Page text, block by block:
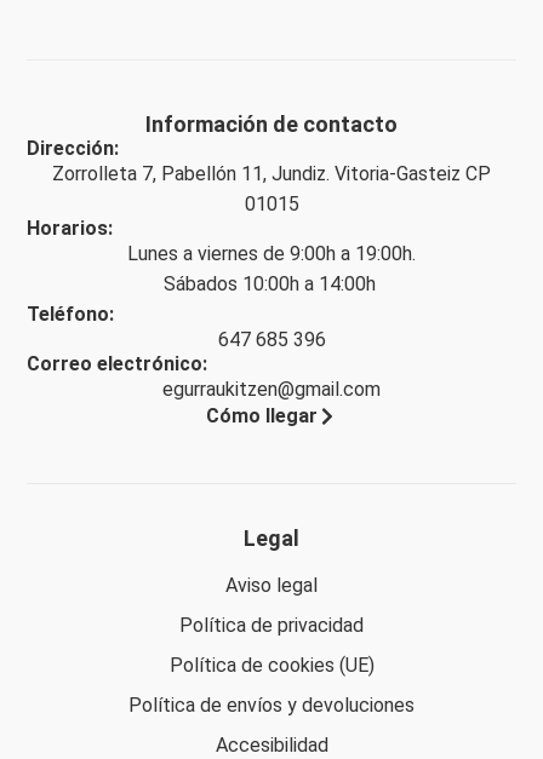
Información de contacto
Dirección:
Zorrolleta 7, Pabellón 11, Jundiz. Vitoria-Gasteiz CP
01015
Horarios:
Lunes a viernes de 9:00h a 19:00h.
Sábados 10:00h a 14:00h
Teléfono:
647 685 396
Correo electrónico:
egurraukitzen@gmail.com
Cómo llegar
Legal
Aviso legal
Política de privacidad
Política de cookies (UE)
Política de envíos y devoluciones
Accesibilidad